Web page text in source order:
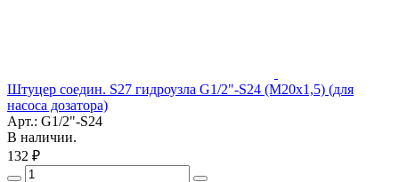
Штуцер соедин. S27 гидроузла G1/2"-S24 (М20х1,5) (для
насоса дозатора)
Арт.: G1/2"-S24
В наличии.
132 ₽